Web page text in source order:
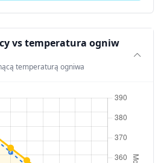
vs temperatura ogniw
temperaturą ogniwa